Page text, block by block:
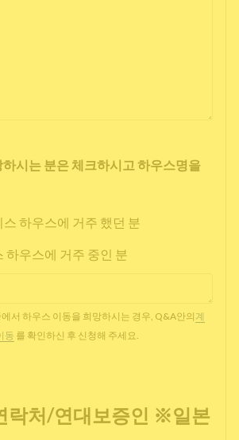
시는 분은 체크하시고 하우스명을
하우스에 거주 했던 분
하우스에 거주 중인 분
서 하우스 이동을 희망하시는 경우, Q&A안의 계
동 를 확인하신 후 신청해 주세요.
락처/연대보증인 ※일본